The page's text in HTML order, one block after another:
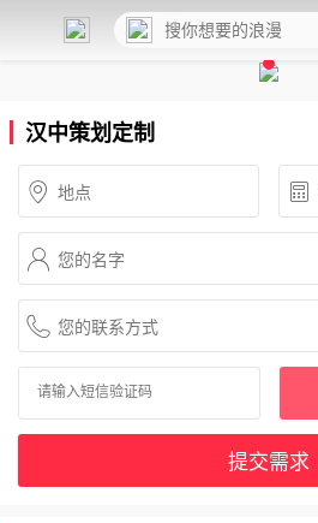
汉中策划定制
提交需求